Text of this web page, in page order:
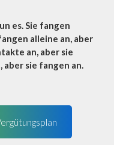
es. Sie fangen
alleine an, aber
an, aber sie
aber sie fangen an.